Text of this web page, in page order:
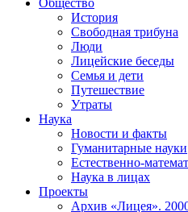
Общество
История
Свободная трибуна
Люди
Лицейские беседы
Семья и дети
Путешествие
Утраты
Наука
Новости и факты
Гуманитарные науки
Естественно-
Наука в лицах
Проекты
Архив «Лицея».